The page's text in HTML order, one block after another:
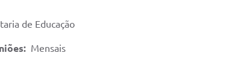
de Educação
Mensais